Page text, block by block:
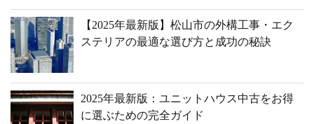
【2025年最新版】松山市の外構工事・エク
ステリアの最適な選び方と成功の秘訣
2025年最新版：ユニットハウス中古をお得
に選ぶための完全ガイド